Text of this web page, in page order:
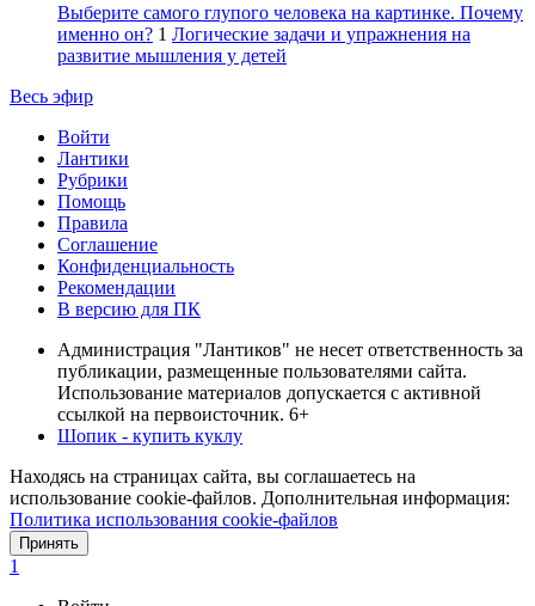
Выберите самого глупого человека на картинке. Почему
именно он? 1 Логические задачи и упражнения на
развитие мышления у детей
Весь эфир
Войти
Лантики
Рубрики
Помощь
Правила
Соглашение
Конфиденциальность
Рекомендации
В версию для ПК
Администрация "Лантиков" не несет ответственность за
публикации, размещенные пользователями сайта.
Использование материалов допускается с активной
ссылкой на первоисточник. 6+
Шопик - купить куклу
Находясь на страницах сайта, вы соглашаетесь на
использование cookie-файлов. Дополнительная информация:
Политика использования cookie-файлов
Принять
1